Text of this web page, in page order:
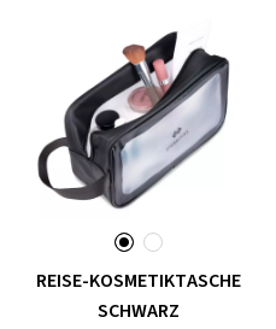
REISE-KOSMETIKTASCHE
SCHWARZ